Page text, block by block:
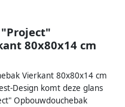
"Project"
80x80x14 cm
Vierkant 80x80x14 cm
Design komt deze glans
Opbouwdouchebak